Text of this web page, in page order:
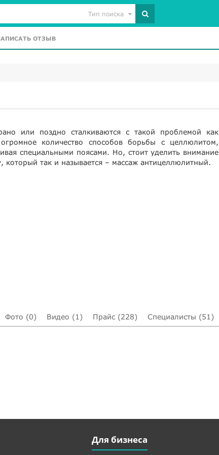
Тип поиска
ОТЗЫВ
или поздно сталкиваются с такой проблемой как
количество способов борьбы с целлюлитом,
специальными поясами. Но, стоит уделить внимание
который так и называется – массаж антицеллюлитный.
Фото (0) Видео (1) Прайс (228) Специалисты (51)
Для бизнеса